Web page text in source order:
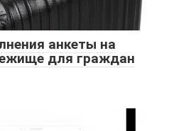
анкеты на
для граждан